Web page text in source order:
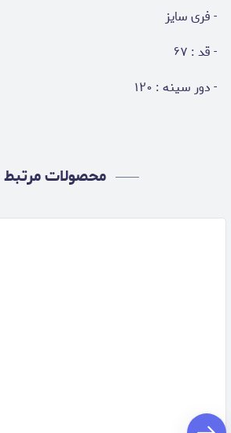
- فری سایز
- قد : ۶۷
- دور سینه : ۱۲۰
محصولات مرتبط